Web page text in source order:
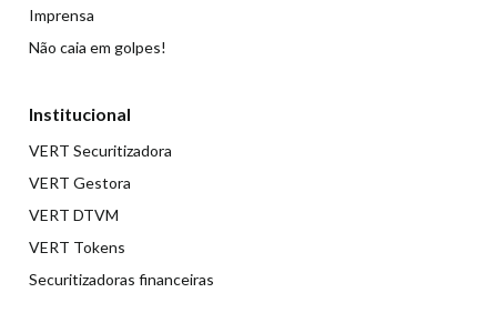
Imprensa
Não caia em golpes!
Institucional
VERT Securitizadora
VERT Gestora
VERT DTVM
VERT Tokens
Securitizadoras financeiras